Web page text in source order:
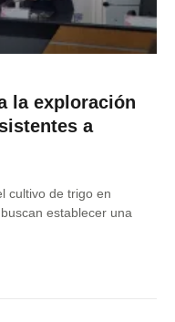
la exploración
a
cultivo de trigo en
establecer una